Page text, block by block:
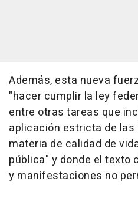
Además, esta nueva
"hacer cumplir la ley
entre otras tareas que
aplicación estricta de
materia de calidad de
pública" y donde el texto
y manifestaciones no